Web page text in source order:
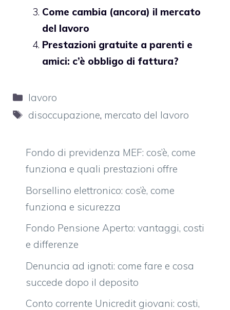
Come cambia (ancora) il mercato
del lavoro
Prestazioni gratuite a parenti e
amici: c’è obbligo di fattura?
Categorie
lavoro
Tag
disoccupazione, mercato del lavoro
Fondo di previdenza MEF: cos’è, come
funziona e quali prestazioni offre
Borsellino elettronico: cos’è, come
funziona e sicurezza
Fondo Pensione Aperto: vantaggi, costi
e differenze
Denuncia ad ignoti: come fare e cosa
succede dopo il deposito
Conto corrente Unicredit giovani: costi,